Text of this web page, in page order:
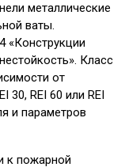
металлические
ваты.
«Конструкции
Класс
от
30, REI 60 или REI
и параметров
к пожарной